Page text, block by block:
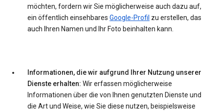
möchten, fordern wir Sie möglicherweise auch dazu auf,
ein öffentlich einsehbares Google-Profil zu erstellen, das
auch Ihren Namen und Ihr Foto beinhalten kann.
Informationen, die wir aufgrund Ihrer Nutzung unserer
Dienste erhalten: Wir erfassen möglicherweise
Informationen über die von Ihnen genutzten Dienste und
die Art und Weise, wie Sie diese nutzen, beispielsweise